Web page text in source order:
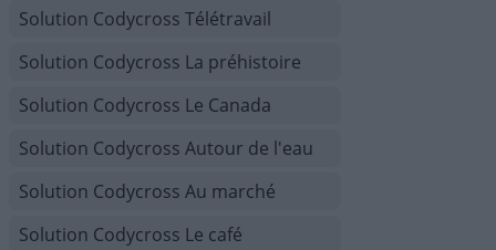
Solution Codycross Télétravail
Solution Codycross La préhistoire
Solution Codycross Le Canada
Solution Codycross Autour de l'eau
Solution Codycross Au marché
Solution Codycross Le café